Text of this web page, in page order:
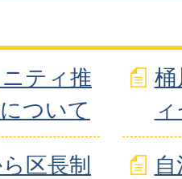
ティ推
ついて
桶
区長制